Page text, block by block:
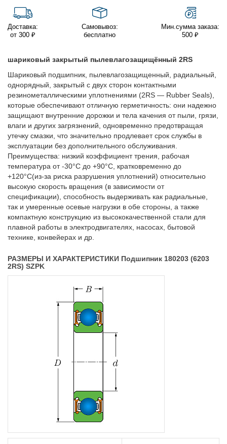
Доставка:
от 300 ₽
Самовывоз:
бесплатно
Мин.сумма заказа:
500 ₽
шариковый закрытый пылевлагозащищённый 2RS
Шариковый подшипник, пылевлагозащищенный, радиальный,
однорядный, закрытый с двух сторон контактными
резинометаллическими уплотнениями (2RS — Rubber Seals),
которые обеспечивают отличную герметичность: они надежно
защищают внутренние дорожки и тела качения от пыли, грязи,
влаги и других загрязнений, одновременно предотвращая
утечку смазки, что значительно продлевает срок службы в
эксплуатации без дополнительного обслуживания.
Преимущества: низкий коэффициент трения, рабочая
температура от -30°C до +90°C, кратковременно до
+120°C(из-за риска разрушения уплотнений) относительно
высокую скорость вращения (в зависимости от
спецификации), способность выдерживать как радиальные,
так и умеренные осевые нагрузки в обе стороны, а также
компактную конструкцию из высококачественной стали для
плавной работы в электродвигателях, насосах, бытовой
технике, конвейерах и др.
РАЗМЕРЫ И ХАРАКТЕРИСТИКИ Подшипник 180203 (6203
2RS) SZPK